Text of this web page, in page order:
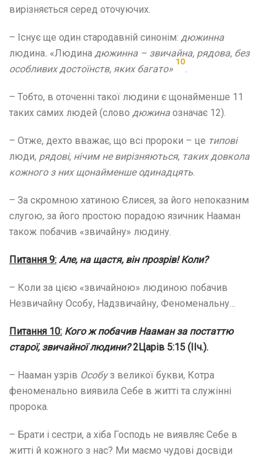
вирізняється серед оточуючих.
– Існує ще один стародавній синонім: дюжинна
людина. «Людина дюжинна – звичайна, рядова, без
особливих достоїнств, яких багато»
10
.
– Тобто, в оточенні такої людини є щонайменше 11
таких самих людей (слово дюжина означає 12).
– Отже, дехто вважає, що всі пророки – це типові
люди, рядові, нічим не вирізняються, таких довкола
кожного з них щонайменше одинадцять.
– За скромною хатиною Єлисея, за його непоказним
слугою, за його простою порадою язичник Нааман
також побачив «звичайну» людину.
Питання 9: Але, на щастя, він прозрів! Коли?
– Коли за цією «звичайною» людиною побачив
Незвичайну Особу, Надзвичайну, Феноменальну…
Питання 10: Кого ж побачив Нааман за постаттю
старої, звичайної людини?2Царів 5:15 (ІІч.).
– Нааман узрів Особуз великої букви, Котра
феноменально виявила Себе в житті та служінні
пророка.
– Брати і сестри, а хіба Господь не виявляє Себе в
житті й кожного з нас? Ми маємо чудові досвіди